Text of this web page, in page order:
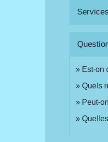
Est-on
Quels
Peut-